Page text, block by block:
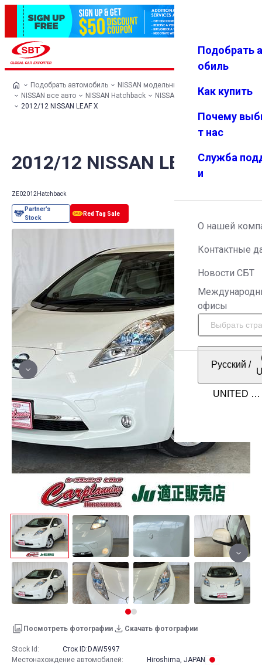
Избранн
Меню
Подобрать
обиль
Как купить
Почему
т нас
Служба
и
О нашей
Контактные
Новости СБТ
офисы
Русский /
Подобрать автомобиль
NISSAN модельный ряд
NISSAN все авто
NISSAN Hatchback
NISSAN LEAF
2012/12 NISSAN LEAF X
2012/12 NISSAN LEAF X
ZE02012 Hatchback
Посмотреть фотографии Скачать фотографии
Stock Id: Сток ID: DAW5997
Местонахождение автомобилей: Hiroshima, JAPAN